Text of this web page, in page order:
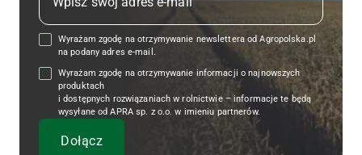
Wyrażam zgodę na otrzymywanie newslettera od Agropolska.pl
na podany adres e-mail.
Wyrażam zgodę na otrzymywanie informacji o najnowszych
produktach
i dostępnych rozwiązaniach w rolnictwie – informacje te będą
wysyłane od APRA sp. z o.o. w imieniu partnerów.